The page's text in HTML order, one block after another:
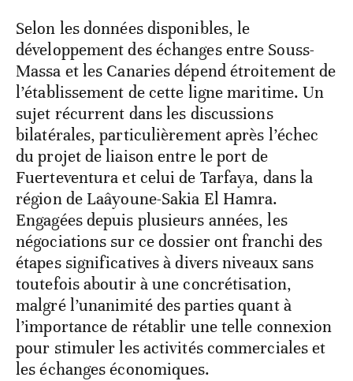
Selon les données disponibles, le
développement des échanges entre Souss-
Massa et les Canaries dépend étroitement de
l’établissement de cette ligne maritime. Un
sujet récurrent dans les discussions
bilatérales, particulièrement après l’échec
du projet de liaison entre le port de
Fuerteventura et celui de Tarfaya, dans la
région de Laâyoune-Sakia El Hamra.
Engagées depuis plusieurs années, les
négociations sur ce dossier ont franchi des
étapes significatives à divers niveaux sans
toutefois aboutir à une concrétisation,
malgré l’unanimité des parties quant à
l’importance de rétablir une telle connexion
pour stimuler les activités commerciales et
les échanges économiques.